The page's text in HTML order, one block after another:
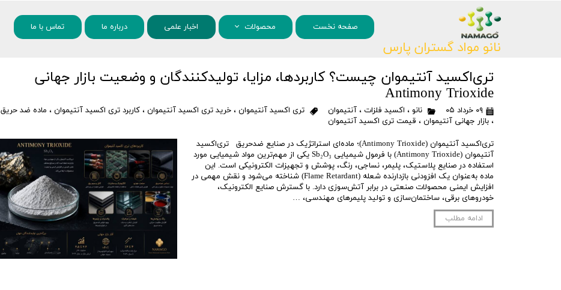
صفحه نخست محصولات
نانو مواد
اخبار علمی درباره ما تماس با ما
نانو مواد گستران پارس
۰
تری‌اکسید آنتیموان چیست؟ کاربردها، مزایا، تولیدکنندگان و وضعیت بازار جهانی
Antimony Trioxide
۰۹ خرداد ۰۵ نانو ، اکسید فلزات ، آنتیموان تری اکسید آنتیموان ، خرید تری اکسید آنتیموان ، کاربرد تری اکسید آنتیموان ، ماده ضد حریق
، بازار جهانی آنتیموان ، قیمت تری اکسید آنتیموان
تری‌اکسید آنتیموان (Antimony Trioxide)؛ ماده‌ای استراتژیک در صنایع ضدحریق تری‌اکسید
آنتیموان (Antimony Trioxide) با فرمول شیمیایی Sb₂O₃ یکی از مهم‌ترین مواد شیمیایی مورد
استفاده در صنایع پلاستیک، پلیمر، نساجی، رنگ، پوشش و تجهیزات الکترونیکی است. این
ماده به‌عنوان یک افزودنی بازدارنده شعله (Flame Retardant) شناخته می‌شود و نقش مهمی در
افزایش ایمنی محصولات صنعتی در برابر آتش‌سوزی دارد. با گسترش صنایع الکترونیک،
خودروهای برقی، ساختمان‌سازی و تولید پلیمرهای مهندسی، …
ادامه مطلب